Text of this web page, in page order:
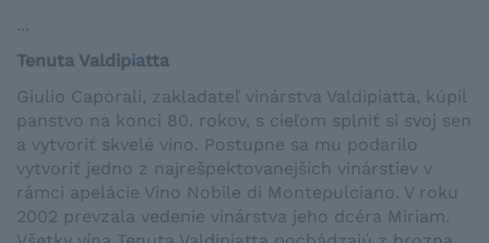
...
Tenuta Valdipiatta
Giulio Caporali, zakladateľ vinárstva Valdipiatta, kúpil
panstvo na konci 80. rokov, s cieľom splniť si svoj sen
a vytvoriť skvelé víno. Postupne sa mu podarilo
vytvoriť jedno z najrešpektovanejších vinárstiev v
rámci apelácie Vino Nobile di Montepulciano. V roku
2002 prevzala vedenie vinárstva jeho dcéra Miriam.